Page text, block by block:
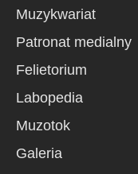
Muzykwariat
Patronat medialny
Felietorium
Labopedia
Muzotok
Galeria